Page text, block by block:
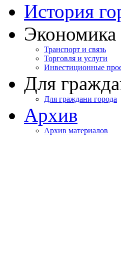
История
Экономика
Транспорт и связь
Торговля и услуги
Инвестиционные
Для
Для граждани города
Архив
Архив материалов